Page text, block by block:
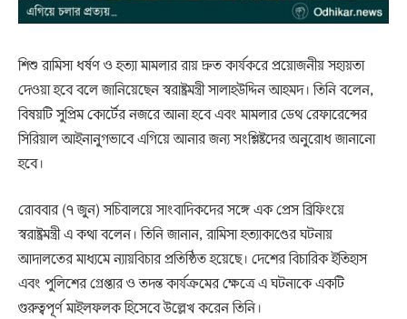
শিশু রামিসা ধর্ষণ ও হত্যা মামলার রায় দ্রুত কার্যকরে প্রয়োজনীয় সহায়তা
দেওয়া হবে বলে জানিয়েছেন স্বরাষ্ট্রমন্ত্রী সালাহউদ্দিন আহমদ। তিনি বলেন,
বিষয়টি সুপ্রিম কোর্টের নজরে আনা হবে এবং মামলার ডেথ রেফারেন্সের
সিরিয়াল আইনানুগভাবে এগিয়ে আনার জন্য সংশ্লিষ্টদের অনুরোধ জানানো
হবে।
রোববার (৭ জুন) সচিবালয়ে সাংবাদিকদের সঙ্গে এক প্রেস ব্রিফিংয়ে
স্বরাষ্ট্রমন্ত্রী এ কথা বলেন। তিনি জানান, রামিসা হত্যাকাণ্ডের ঘটনায়
আদালতের মাধ্যমে ন্যায়বিচার প্রতিষ্ঠিত হয়েছে। দেশের বিচারিক ইতিহাস
এবং পুলিশের গ্রেপ্তার ও তদন্ত কার্যক্রমের ক্ষেত্রে এ ঘটনাকে একটি
গুরুত্বপূর্ণ মাইলফলক হিসেবে উল্লেখ করেন তিনি।